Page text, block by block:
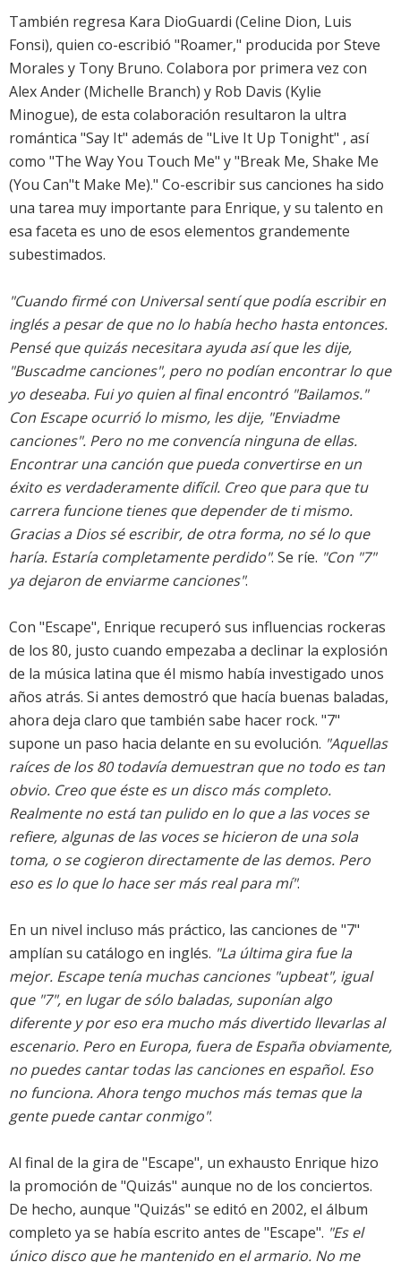
También regresa Kara DioGuardi (Celine Dion, Luis
Fonsi), quien co-escribió "Roamer," producida por Steve
Morales y Tony Bruno. Colabora por primera vez con
Alex Ander (Michelle Branch) y Rob Davis (Kylie
Minogue), de esta colaboración resultaron la ultra
romántica "Say It" además de "Live It Up Tonight" , así
como "The Way You Touch Me" y "Break Me, Shake Me
(You Can"t Make Me)." Co-escribir sus canciones ha sido
una tarea muy importante para Enrique, y su talento en
esa faceta es uno de esos elementos grandemente
subestimados.
"Cuando firmé con Universal sentí que podía escribir en
inglés a pesar de que no lo había hecho hasta entonces.
Pensé que quizás necesitara ayuda así que les dije,
"Buscadme canciones", pero no podían encontrar lo que
yo deseaba. Fui yo quien al final encontró "Bailamos."
Con Escape ocurrió lo mismo, les dije, "Enviadme
canciones". Pero no me convencía ninguna de ellas.
Encontrar una canción que pueda convertirse en un
éxito es verdaderamente difícil. Creo que para que tu
carrera funcione tienes que depender de ti mismo.
Gracias a Dios sé escribir, de otra forma, no sé lo que
haría. Estaría completamente perdido". Se ríe. "Con "7"
ya dejaron de enviarme canciones".
Con "Escape", Enrique recuperó sus influencias rockeras
de los 80, justo cuando empezaba a declinar la explosión
de la música latina que él mismo había investigado unos
años atrás. Si antes demostró que hacía buenas baladas,
ahora deja claro que también sabe hacer rock. "7"
supone un paso hacia delante en su evolución. "Aquellas
raíces de los 80 todavía demuestran que no todo es tan
obvio. Creo que éste es un disco más completo.
Realmente no está tan pulido en lo que a las voces se
refiere, algunas de las voces se hicieron de una sola
toma, o se cogieron directamente de las demos. Pero
eso es lo que lo hace ser más real para mí".
En un nivel incluso más práctico, las canciones de "7"
amplían su catálogo en inglés. "La última gira fue la
mejor. Escape tenía muchas canciones "upbeat", igual
que "7", en lugar de sólo baladas, suponían algo
diferente y por eso era mucho más divertido llevarlas al
escenario. Pero en Europa, fuera de España obviamente,
no puedes cantar todas las canciones en español. Eso
no funciona. Ahora tengo muchos más temas que la
gente puede cantar conmigo".
Al final de la gira de "Escape", un exhausto Enrique hizo
la promoción de "Quizás" aunque no de los conciertos.
De hecho, aunque "Quizás" se editó en 2002, el álbum
completo ya se había escrito antes de "Escape". "Es el
único disco que he mantenido en el armario. No me